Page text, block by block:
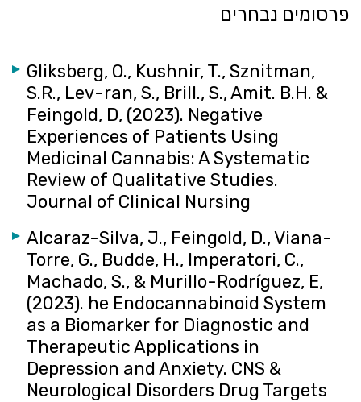
פרסומים נבחרים
Gliksberg, O., Kushnir, T., Sznitman,
S.R., Lev-ran, S., Brill., S., Amit. B.H. &
Feingold, D, (2023). Negative
Experiences of Patients Using
Medicinal Cannabis: A Systematic
Review of Qualitative Studies.
Journal of Clinical Nursing
Alcaraz-Silva, J., Feingold, D., Viana-
Torre, G., Budde, H., Imperatori, C.,
Machado, S., & Murillo-Rodríguez, E,
(2023). he Endocannabinoid System
as a Biomarker for Diagnostic and
Therapeutic Applications in
Depression and Anxiety. CNS &
Neurological Disorders Drug Targets